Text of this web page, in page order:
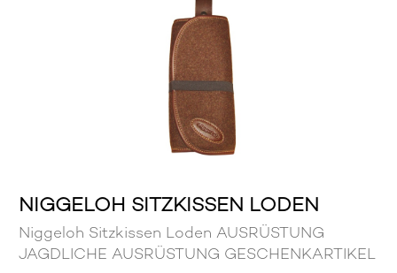
NIGGELOH SITZKISSEN LODEN
Niggeloh Sitzkissen Loden AUSRÜSTUNG
JAGDLICHE AUSRÜSTUNG GESCHENKARTIKEL